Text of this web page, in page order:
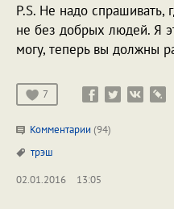
P.S. Не надо спрашивать,
не без добрых людей. Я
могу, теперь вы должны
7
Комментарии (94)
трэш
02.01.2016
13:05